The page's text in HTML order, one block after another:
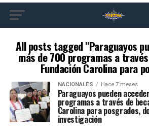
All posts tagged "Paraguayos
más de 700 programas a
Fundación Carolina para
NACIONALES Hace 7 meses
Paraguayos pueden
programas a través de
Carolina para posgrados,
investigación